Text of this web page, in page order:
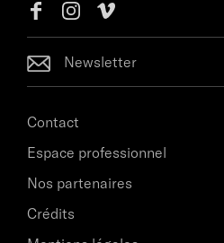
Newsletter
Contact
Espace professionnel
Nos partenaires
Crédits